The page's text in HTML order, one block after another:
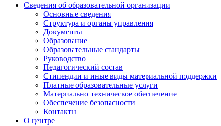
Сведения об образовательной организации
Основные сведения
Структура и органы управления
Документы
Образование
Образовательные стандарты
Руководство
Педагогический состав
Стипендии и иные виды материальной поддержки
Платные образовательные услуги
Материально-техническое обеспечение
Обеспечение безопасности
Контакты
О центре